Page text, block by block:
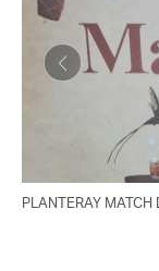
PLANTERAY MATCH